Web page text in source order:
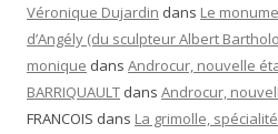
Véronique Dujardin dans Le
d’Angély (du sculpteur Albert
monique dans Androcur, nouvelle
BARRIQUAULT dans Androcur,
FRANCOIS dans La grimolle,